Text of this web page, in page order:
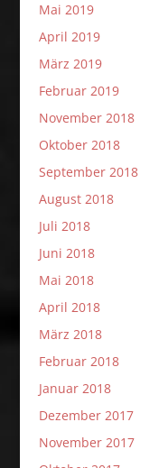
Mai 2019
April 2019
März 2019
Februar 2019
November 2018
Oktober 2018
September 2018
August 2018
Juli 2018
Juni 2018
Mai 2018
April 2018
März 2018
Februar 2018
Januar 2018
Dezember 2017
November 2017